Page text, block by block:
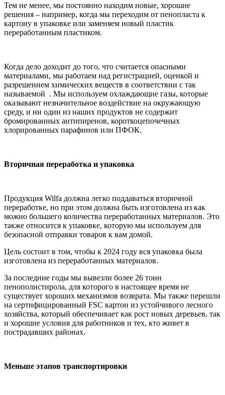
Тем не менее, мы постоянно находим новые, хорошие
решения – например, когда мы переходим от пенопласта к
картону в упаковке или заменяем новый пластик
переработанным пластиком.
Когда дело доходит до того, что считается опасными
материалами, мы работаем над регистрацией, оценкой и
разрешением химических веществ в соответствии с так
называемой . Мы используем охлаждающие газы, которые
оказывают незначительное воздействие на окружающую
среду, и ни один из наших продуктов не содержит
бромированных антипиренов, короткоцепочечных
хлорированных парафинов или ПФОК.
Вторичная переработка и упаковка
Продукция Wilfa должна легко поддаваться вторичной
переработке, но при этом должна быть изготовлена ​​из как
можно большего количества переработанных материалов. Это
также относится к упаковке, которую мы используем для
безопасной отправки товаров к вам домой.
Цель состоит в том, чтобы к 2024 году вся упаковка была
изготовлена ​​из переработанных материалов.
За последние годы мы вывезли более 26 тонн
пенополистирола, для которого в настоящее время не
существует хороших механизмов возврата. Мы также перешли
на сертифицированный FSC картон из устойчивого лесного
хозяйства, который обеспечивает как рост новых деревьев, так
и хорошие условия для работников и тех, кто живет в
пострадавших районах.
Меньше этапов транспортировки